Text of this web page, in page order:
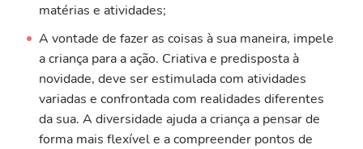
matérias e atividades;
A vontade de fazer as coisas à sua maneira, impele
a criança para a ação. Criativa e predisposta à
novidade, deve ser estimulada com atividades
variadas e confrontada com realidades diferentes
da sua. A diversidade ajuda a criança a pensar de
forma mais flexível e a compreender pontos de